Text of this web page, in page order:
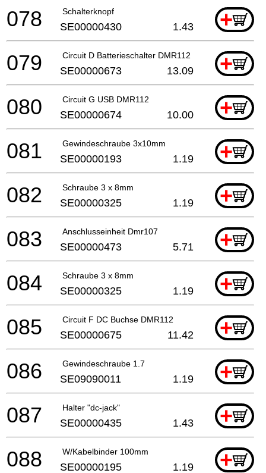
Schalterknopf +
078 SE00000430 1.43
Circuit D Batterieschalter DMR112 +
079 SE00000673 13.09
Circuit G USB DMR112 +
080 SE00000674 10.00
Gewindeschraube 3x10mm +
081 SE00000193 1.19
Schraube 3 x 8mm +
082 SE00000325 1.19
Anschlusseinheit Dmr107 +
083 SE00000473 5.71
Schraube 3 x 8mm +
084 SE00000325 1.19
Circuit F DC Buchse DMR112 +
085 SE00000675 11.42
Gewindeschraube 1.7 +
086 SE09090011 1.19
Halter "dc-jack" +
087 SE00000435 1.43
W/Kabelbinder 100mm +
088 SE00000195 1.19